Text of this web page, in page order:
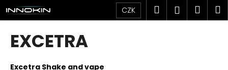
Přejít
na
obsah
CZK Hledat
EXCETRA
Excetra Shake and vape
K
o